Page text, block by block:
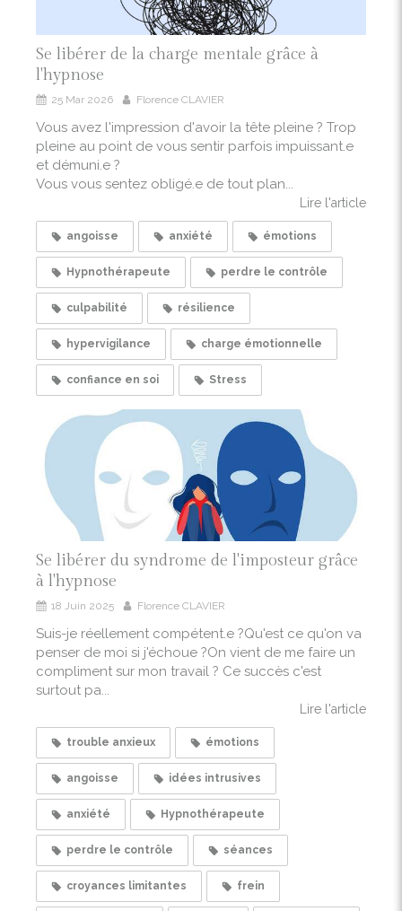
Se libérer de la charge mentale grâce à
l'hypnose
25 Mar 2026 Florence CLAVIER
Vous avez l'impression d'avoir la tête pleine ? Trop
pleine au point de vous sentir parfois impuissant.e
et démuni.e ?
Vous vous sentez obligé.e de tout plan...
Lire l'article
angoisse anxiété émotions
Hypnothérapeute perdre le contrôle
culpabilité résilience
hypervigilance charge émotionnelle
confiance en soi Stress
Se libérer du syndrome de l'imposteur grâce
à l'hypnose
18 Juin 2025 Florence CLAVIER
Suis-je réellement compétent.e ?Qu'est ce qu'on va
penser de moi si j'échoue ?On vient de me faire un
compliment sur mon travail ? Ce succès c'est
surtout pa...
Lire l'article
trouble anxieux émotions
angoisse idées intrusives
anxiété Hypnothérapeute
perdre le contrôle séances
croyances limitantes frein